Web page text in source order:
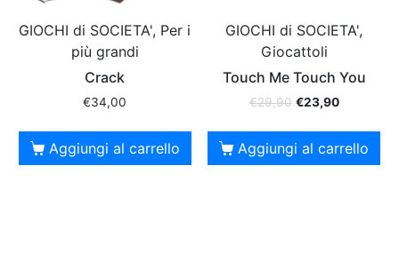
GIOCHI di SOCIETA', Per i
più grandi
Crack
€34,00
Aggiungi al carrello
GIOCHI di SOCIETA',
Giocattoli
Touch Me Touch You
€29,90 €23,90
Aggiungi al carrello